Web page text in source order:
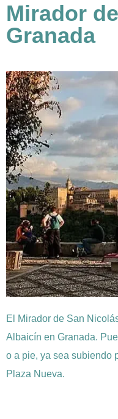
Mirador
Granada
El Mirador de San
Albaicín en Granada.
o a pie, ya sea subiendo
Plaza Nueva.